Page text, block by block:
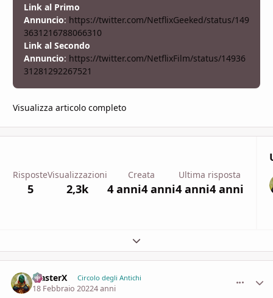
Link al Primo
Annuncio: https://twitter.com/NetflixGeeked/status/149
3631216788066310
Link al Secondo
Annuncio: https://twitter.com/NetflixFilm/status/14936
31281292267521
Visualizza articolo completo
Risposte
5
Visualizzazioni
2,3k
Creata
4 anni4 anni
Ultima risposta
4 anni4 anni
Espandi panoramica del topic
MasterX Circolo degli Antichi
18 Febbraio 20224 anni